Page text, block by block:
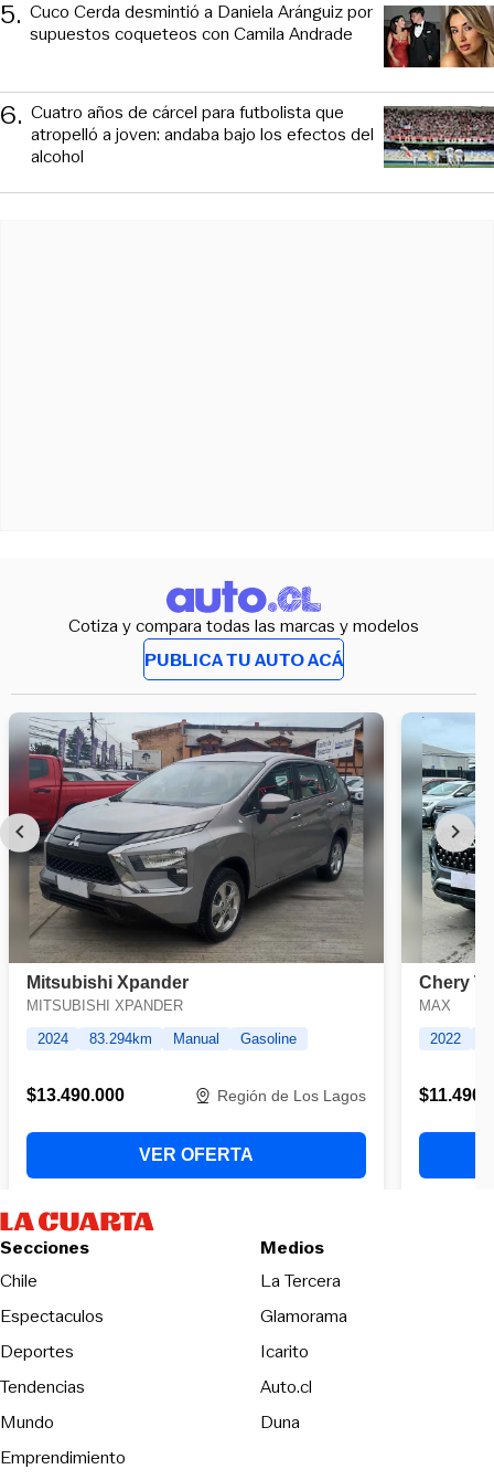
5. Cuco Cerda desmintió a Daniela Aránguiz por
supuestos coqueteos con Camila Andrade
6. Cuatro años de cárcel para futbolista que
atropelló a joven: andaba bajo los efectos del
alcohol
Cotiza y compara todas las marcas y modelos
PUBLICA TU AUTO ACÁ
Secciones
Chile
Espectaculos
Deportes
Tendencias
Mundo
Emprendimiento
Medios
La TerceraOpens in new
Glamorama
Icarito
Auto.cl
DunaOpens in new window